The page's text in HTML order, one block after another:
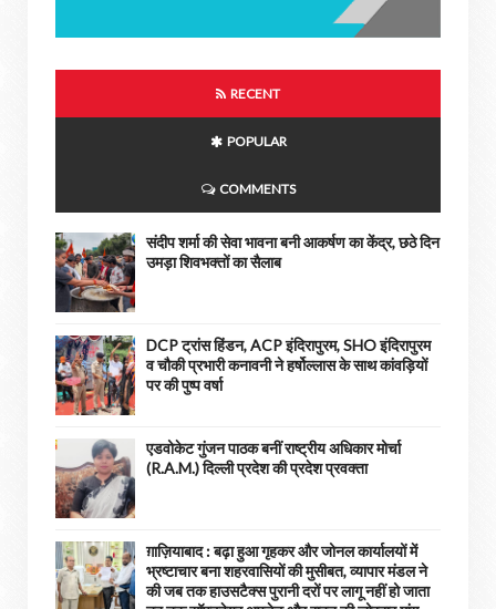
RECENT
POPULAR
COMMENTS
संदीप शर्मा की सेवा भावना बनी आकर्षण का केंद्र, छठे दिन
उमड़ा शिवभक्तों का सैलाब
DCP ट्रांस हिंडन, ACP इंदिरापुरम, SHO इंदिरापुरम
व चौकी प्रभारी कनावनी ने हर्षोल्लास के साथ कांवड़ियों
पर की पुष्प वर्षा
एडवोकेट गुंजन पाठक बनीं राष्ट्रीय अधिकार मोर्चा
(R.A.M.) दिल्ली प्रदेश की प्रदेश प्रवक्ता
ग़ाज़ियाबाद : बढ़ा हुआ गृहकर और जोनल कार्यालयों में
भ्रष्टाचार बना शहरवासियों की मुसीबत, व्यापार मंडल ने
की जब तक हाउसटैक्स पुरानी दरों पर लागू नहीं हो जाता